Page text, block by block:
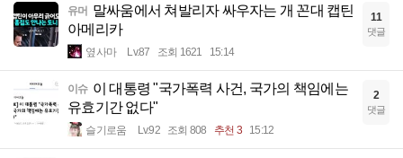
유머 말싸움에서 쳐발리자 싸우자는 개 꼰대 캡틴
아메리카
옆사마 Lv.87 조회 1621 15:14
11
댓글
이슈 이 대통령 "국가폭력 사건, 국가의 책임에는
유효기간 없다"
슬기로움 Lv.92 조회 808 추천 3 15:12
2
댓글